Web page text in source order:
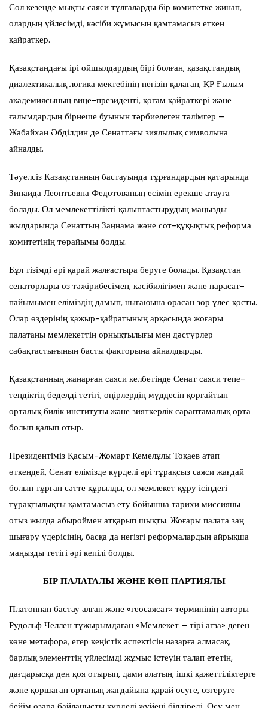
Сол кезеңде мықты саяси тұлғаларды бір комитетке жинап,
олардың үйлесімді, кәсіби жұмысын қамтамасыз еткен
қайраткер.
Қазақстандағы ірі ойшылдардың бірі болған, қазақстандық
диалектикалық логика мектебінің негізін қалаған, ҚР Ғылым
академиясының вице-президенті, қоғам қайраткері және
ғалымдардың бірнеше буынын тәрбиелеген тәлімгер –
Жабайхан Әбділдин де Сенаттағы зиялылық символына
айналды.
Тәуелсіз Қазақстанның бастауында тұрғандардың қатарында
Зинаида Леонтьевна Федотованың есімін ерекше атауға
болады. Ол мемлекеттілікті қалыптастырудың маңызды
жылдарында Сенаттың Заңнама және сот-құқықтық реформа
комитетінің төрайымы болды.
Бұл тізімді әрі қарай жалғастыра беруге болады. Қазақстан
сенаторлары өз тәжірибесімен, кәсібилігімен және парасат-
пайымымен еліміздің дамып, нығаюына орасан зор үлес қосты.
Олар өздерінің қажыр-қайратының арқасында жоғары
палатаны мемлекеттің орнықтылығы мен дәстүрлер
сабақтастығының басты факторына айналдырды.
Қазақстанның жаңарған саяси келбетінде Сенат саяси тепе-
теңдіктің беделді тетігі, өңірлердің мүддесін қорғайтын
орталық билік институты және зияткерлік сараптамалық орта
болып қалып отыр.
Президентіміз Қасым-Жомарт Кемелұлы Тоқаев атап
өткендей, Сенат елімізде күрделі әрі тұрақсыз саяси жағдай
болып тұрған сәтте құрылды, ол мемлекет құру ісіндегі
тұрақтылықты қамтамасыз ету бойынша тарихи миссияны
отыз жылда абыроймен атқарып шықты. Жоғары палата заң
шығару үдерісінің, басқа да негізгі реформалардың айрықша
маңызды тетігі әрі кепілі болды.
БІР ПАЛАТАЛЫ ЖӘНЕ КӨП ПАРТИЯЛЫ
Платоннан бастау алған және «геосаясат» терминінің авторы
Рудольф Челлен тұжырымдаған «Мемлекет – тірі ағза» деген
көне метафора, егер кеңістік аспектісін назарға алмасақ,
барлық элементтің үйлесімді жұмыс істеуін талап ететін,
дағдарысқа ден қоя отырып, дами алатын, ішкі қажеттіліктерге
және қоршаған ортаның жағдайына қарай өсуге, өзгеруге